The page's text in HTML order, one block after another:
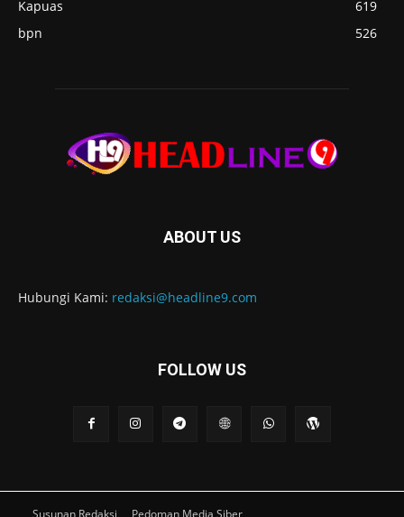
Kapuas
619
bpn
526
ABOUT US
Hubungi Kami: redaksi@headline9.com
FOLLOW US
Susunan Redaksi Pedoman Media Siber